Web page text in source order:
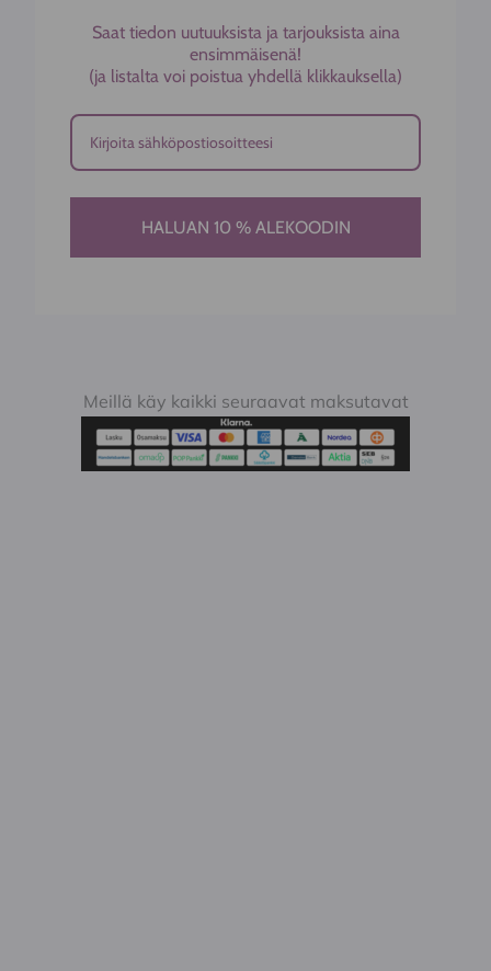
Saat tiedon uutuuksista ja tarjouksista aina
ensimmäisenä!
(ja listalta voi poistua yhdellä klikkauksella)
HALUAN 10 % ALEKOODIN
Meillä käy kaikki seuraavat maksutavat